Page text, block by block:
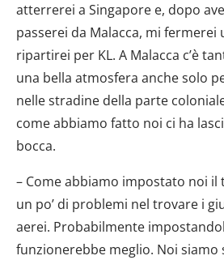
atterrerei a Singapore e, dopo
passerei da Malacca, mi fermerei
ripartirei per KL. A Malacca c’è
una bella atmosfera anche solo
nelle stradine della parte
come abbiamo fatto noi ci ha
bocca.
– Come abbiamo impostato noi
un po’ di problemi nel trovare i
aerei. Probabilmente
funzionerebbe meglio. Noi siamo